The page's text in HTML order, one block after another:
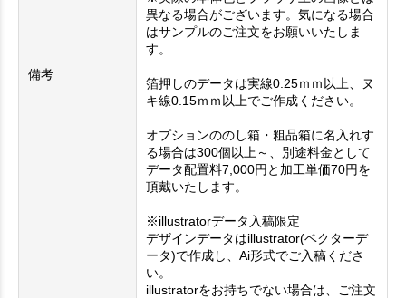
備考
異なる場合がございます。気になる場合
はサンプルのご注文をお願いいたしま
す。
箔押しのデータは実線0.25ｍｍ以上、ヌ
キ線0.15ｍｍ以上でご作成ください。
オプションののし箱・粗品箱に名入れす
る場合は300個以上～、別途料金として
データ配置料7,000円と加工単価70円を
頂戴いたします。
※illustratorデータ入稿限定
デザインデータはillustrator(ベクターデ
ータ)で作成し、Ai形式でご入稿くださ
い。
illustratorをお持ちでない場合は、ご注文